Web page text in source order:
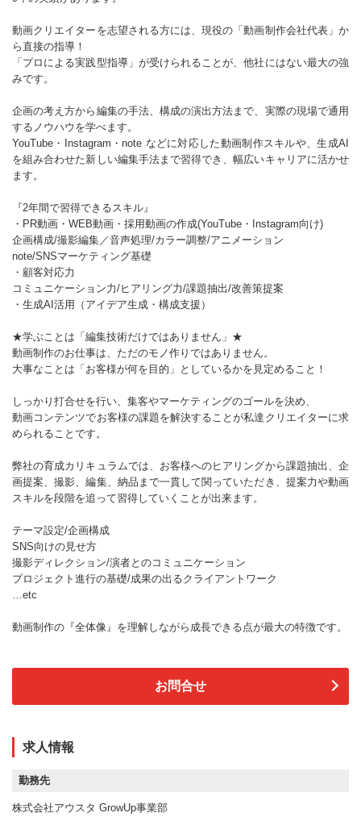
動画クリエイターを志望される方には、現役の「動画制作会社代表」か
ら直接の指導！
「プロによる実践型指導」が受けられることが、他社にはない最大の強
みです。
企画の考え方から編集の手法、構成の演出方法まで、実際の現場で通用
するノウハウを学べます。
YouTube・Instagram・note などに対応した動画制作スキルや、生成AI
を組み合わせた新しい編集手法まで習得でき、幅広いキャリアに活かせ
ます。
『2年間で習得できるスキル』
・PR動画・WEB動画・採用動画の作成(YouTube・Instagram向け)
企画構成/撮影編集／音声処理/カラー調整/アニメーション
note/SNSマーケティング基礎
・顧客対応力
コミュニケーション力/ヒアリング力/課題抽出/改善策提案
・生成AI活用（アイデア生成・構成支援）
★学ぶことは「編集技術だけではありません」★
動画制作のお仕事は、ただのモノ作りではありません。
大事なことは「お客様が何を目的」としているかを見定めること！
しっかり打合せを行い、集客やマーケティングのゴールを決め、
動画コンテンツでお客様の課題を解決することが私達クリエイターに求
められることです。
弊社の育成カリキュラムでは、お客様へのヒアリングから課題抽出、企
画提案、撮影、編集、納品まで一貫して関っていただき、提案力や動画
スキルを段階を追って習得していくことが出来ます。
テーマ設定/企画構成
SNS向けの見せ方
撮影ディレクション/演者とのコミュニケーション
プロジェクト進行の基礎/成果の出るクライアントワーク
…etc
動画制作の『全体像』を理解しながら成長できる点が最大の特徴です。
お問合せ
求人情報
勤務先
株式会社アウスタ GrowUp事業部